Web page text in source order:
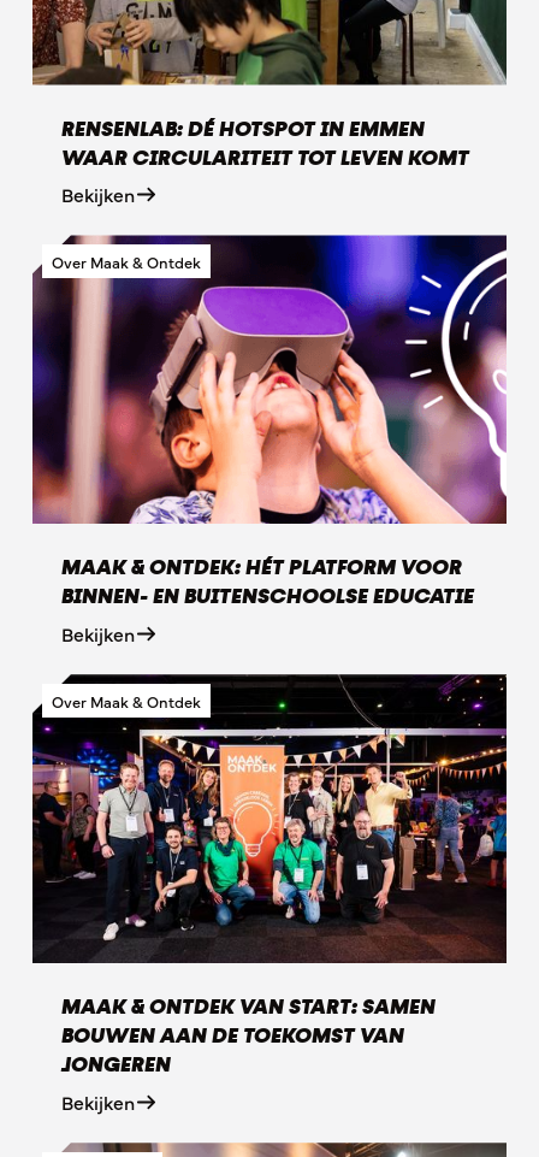
RENSENLAB: DÉ HOTSPOT IN EMMEN
WAAR CIRCULARITEIT TOT LEVEN KOMT
Bekijken
Over Maak & Ontdek
MAAK & ONTDEK: HÉT PLATFORM VOOR
BINNEN- EN BUITENSCHOOLSE EDUCATIE
Bekijken
Over Maak & Ontdek
MAAK & ONTDEK VAN START: SAMEN
BOUWEN AAN DE TOEKOMST VAN
JONGEREN
Bekijken